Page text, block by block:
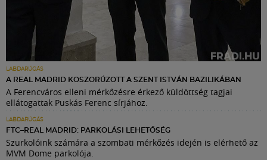
LABDARÚGÁS
A REAL MADRID KOSZORÚZOTT A SZENT ISTVÁN BAZILIKÁBAN
A Ferencváros elleni mérkőzésre érkező küldöttség tagjai
ellátogattak Puskás Ferenc sírjához.
LABDARÚGÁS
FTC–REAL MADRID: PARKOLÁSI LEHETŐSÉG
Szurkolóink számára a szombati mérkőzés idején is elérhető az
MVM Dome parkolója.